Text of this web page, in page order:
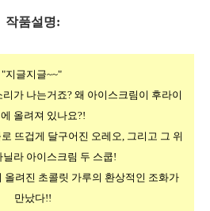
작품설명:
"지글지글~~"
가 나는거죠? 왜 아이스크림이 후라이
올려져 있나요?!
닐라 아이스크림 두 스쿱!
올려진 초콜릿 가루의 환상적인 조화가
만났다!!